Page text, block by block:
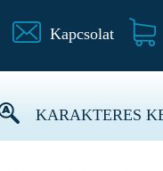
Kapcsolat
KARAKTERES